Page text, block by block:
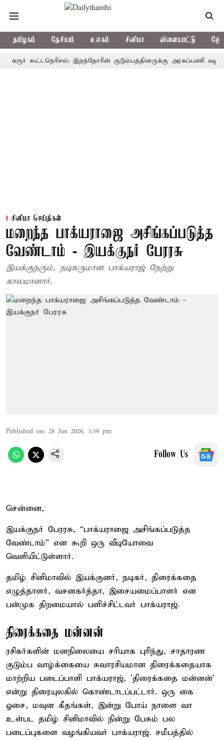
தமிழகம் தேசியம் உலகம் சினிமா விளையாட்டு
கூட்டநெரிசல்: இறந்தோரின் குடும்பத்தினருக்கு அரசுப்பணி வழக்கு;
சினிமா செய்திகள்
மறைந்த பாக்யராஜை அசிங்கப்படுத்த
வேண்டாம் - இயக்குநர் பேரரசு
இயக்குநரும், நடிகருமான பாக்யராஜ் நேற்று
காலமானார்.
Published on: 28 Jun 2026, 1:39 pm
Follow Us
சென்னை,
இயக்குநர் பேரரசு, “பாக்யராஜை அசிங்கப்படுத்த
வேண்டாம்” என கூறி ஒரு வீடியோவை
வெளியிட்டுள்ளார்.
தமிழ் சினிமாவில் இயக்குனர், நடிகர், திரைக்கதை
எழுத்தாளர், வசனகர்த்தா, இசையமைப்பாளர் என
பன்முக திறமையால் பளிச்சிட்டவர் பாக்யராஜ்.
திரைக்கதை மன்னன்
ரசிகர்களின் மனநிலையை சரியாக புரிந்து, சாதாரண
குடும்ப வாழ்க்கையை சுவாரசியமான திரைக்கதையாக
மாற்றிய படைப்பாளி பாக்யராஜ், 'திரைக்கதை மன்னன்'
என்று திரையுலகில் கொண்டாடப்பட்டார். ஒரு கை
ஓசை, மவுன கீதங்கள், இன்று போய் நாளை வா
உள்பட தமிழ் சினிமாவில் நின்று பேசும் பல
படைப்புகளை வழங்கியவர் பாக்யராஜ். சமீபத்தில்